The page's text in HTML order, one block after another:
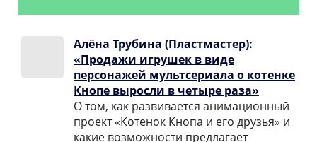
Алёна Трубина (Пластмастер):
«Продажи игрушек в виде
персонажей мультсериала о котенке
Кнопе выросли в четыре раза»
О том, как развивается анимационный
проект «Котенок Кнопа и его друзья» и
какие возможности предлагает